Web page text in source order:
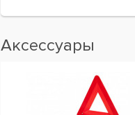
Аксессуары